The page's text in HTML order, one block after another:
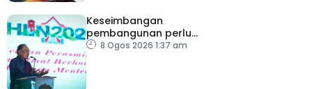
Keseimbangan
pembangunan perlu
ambil kira lokasi tumpuan
8 Ogos 2026 1:37 am